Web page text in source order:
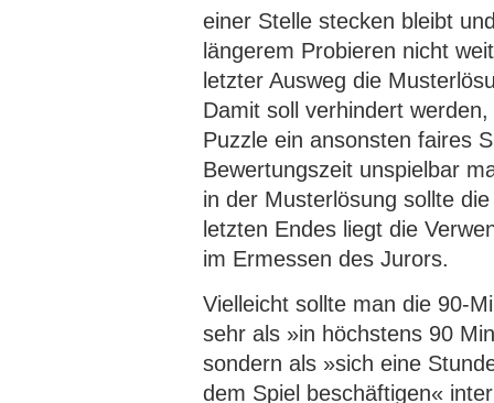
einer Stelle stecken bleibt
längerem Probieren nicht
letzter Ausweg die
Damit soll verhindert
Puzzle ein ansonsten faires
Bewertungszeit unspielbar
in der Musterlösung sollte
letzten Endes liegt die
im Ermessen des Jurors.
Vielleicht sollte man die 90-
sehr als »in höchstens 90
sondern als »sich eine
dem Spiel beschäftigen«